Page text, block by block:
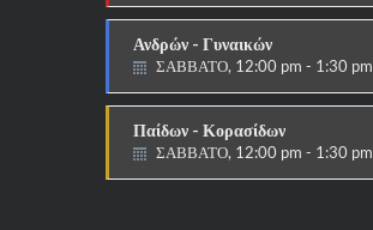
Ανδρών - Γυναικών
ΣΑΒΒΑΤΟ, 12:00 pm - 1:30 pm
Παίδων - Κορασίδων
ΣΑΒΒΑΤΟ, 12:00 pm - 1:30 pm